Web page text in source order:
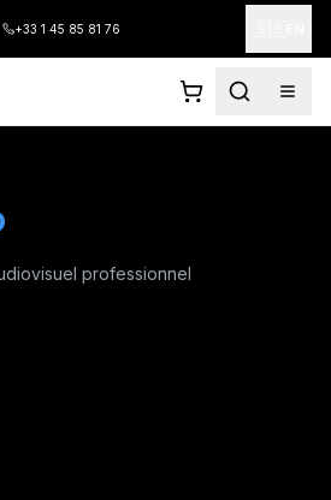
+33 1 45 85 81 76
professionnel